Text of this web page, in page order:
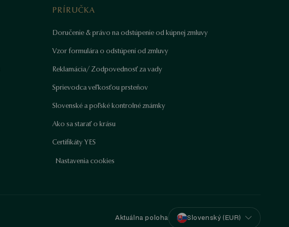
PRÍRUČKA
Doručenie & právo na odstúpenie od kúpnej zmluvy
Vzor formulára o odstúpení od zmluvy
Reklamácia/ Zodpovednosť za vady
Sprievodca veľkosťou prsteňov
Slovenské a poľské kontrolné známky
Ako sa starať o krásu
Certifikáty YES
Nastavenia cookies
Aktuálna poloha Slovenský (EUR)